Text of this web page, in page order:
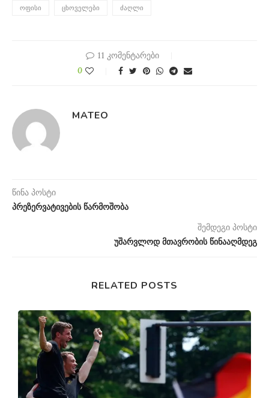
ᲝᲤᲘᲡᲘ ᲪᲮᲝᲕᲔᲚᲔᲑᲘ ᲫᲐᲦᲚᲘ
11 კომენტარები
0
MATEO
წინა პოსტი
პრეზერვატივების წარმოშობა
შემდეგი პოსტი
უშარვლოდ მთავრობის წინააღმდეგ
RELATED POSTS